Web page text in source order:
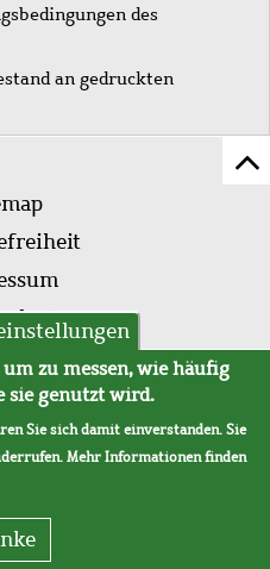
des
an gedruckten
zu messen, wie häufig
sie genutzt wird.
Sie sich damit einverstanden. Sie
Mehr Informationen finden